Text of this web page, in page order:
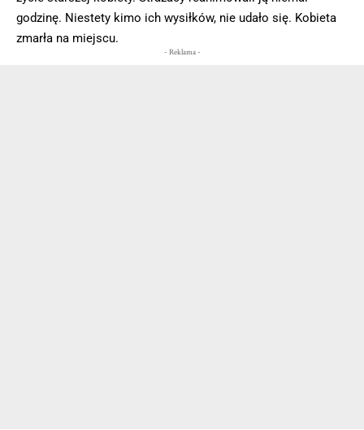
godzinę. Niestety kimo ich wysiłków, nie udało się. Kobieta
zmarła na miejscu.
- Reklama -